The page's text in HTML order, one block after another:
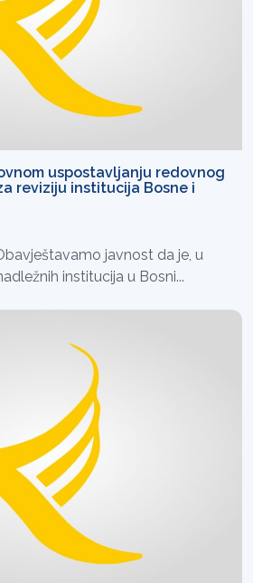
uspostavljanju redovnog
reviziju institucija Bosne i
javnost da je, u
institucija u Bosni...